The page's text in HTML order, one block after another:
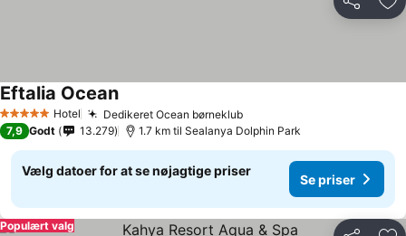
Del
5 Stjerner Hotel Dedikeret Ocean børneklub
Eftalia Ocean
7,9 Godt 13.279 1.7 km til Sealanya Dolphin Park
Vælg datoer for at se nøjagtige priser
Se priser
Populært valg